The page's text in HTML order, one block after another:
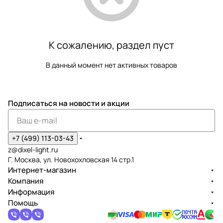
К сожалению, раздел пуст
В данный момент нет активных товаров
Подписаться на новости и акции
+7 (499) 113-03-43
z@dixel-light.ru
Г. Москва, ул. Новохохловская 14 стр.1
Интернет-магазин
Компания
Информация
Помощь